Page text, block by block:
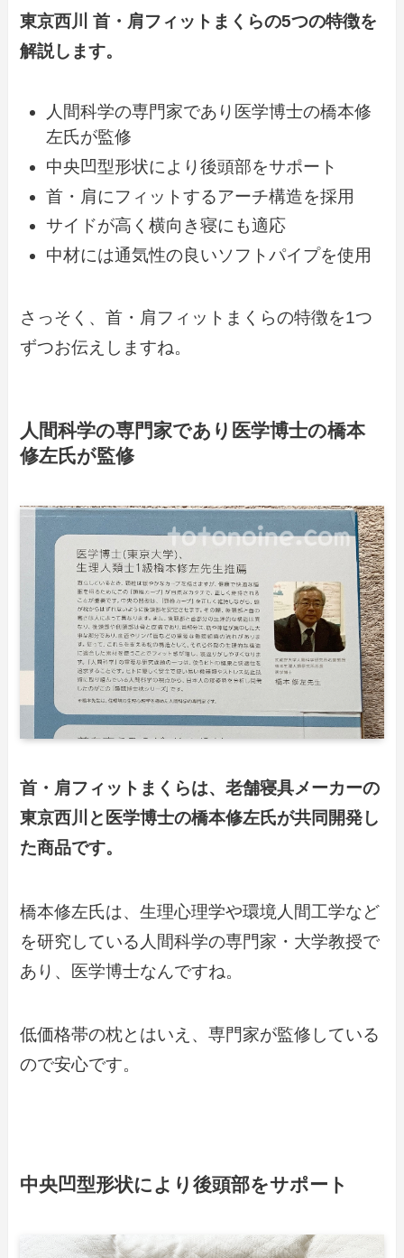
東京西川 首・肩フィットまくらの5つの特徴を
解説します。
人間科学の専門家であり医学博士の橋本修
左氏が監修
中央凹型形状により後頭部をサポート
首・肩にフィットするアーチ構造を採用
サイドが高く横向き寝にも適応
中材には通気性の良いソフトパイプを使用
さっそく、首・肩フィットまくらの特徴を1つ
ずつお伝えしますね。
人間科学の専門家であり医学博士の橋本
修左氏が監修
首・肩フィットまくらは、老舗寝具メーカーの
東京西川と医学博士の橋本修左氏が共同開発し
た商品です。
橋本修左氏は、生理心理学や環境人間工学など
を研究している人間科学の専門家・大学教授で
あり、医学博士なんですね。
低価格帯の枕とはいえ、専門家が監修している
ので安心です。
中央凹型形状により後頭部をサポート